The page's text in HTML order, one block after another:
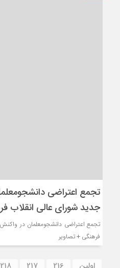
تجمع اعتراضی
جدید شورای عالی انقلاب
تجمع اعتراضی دانشجومعلمان در
فرهنگی + تصاویر